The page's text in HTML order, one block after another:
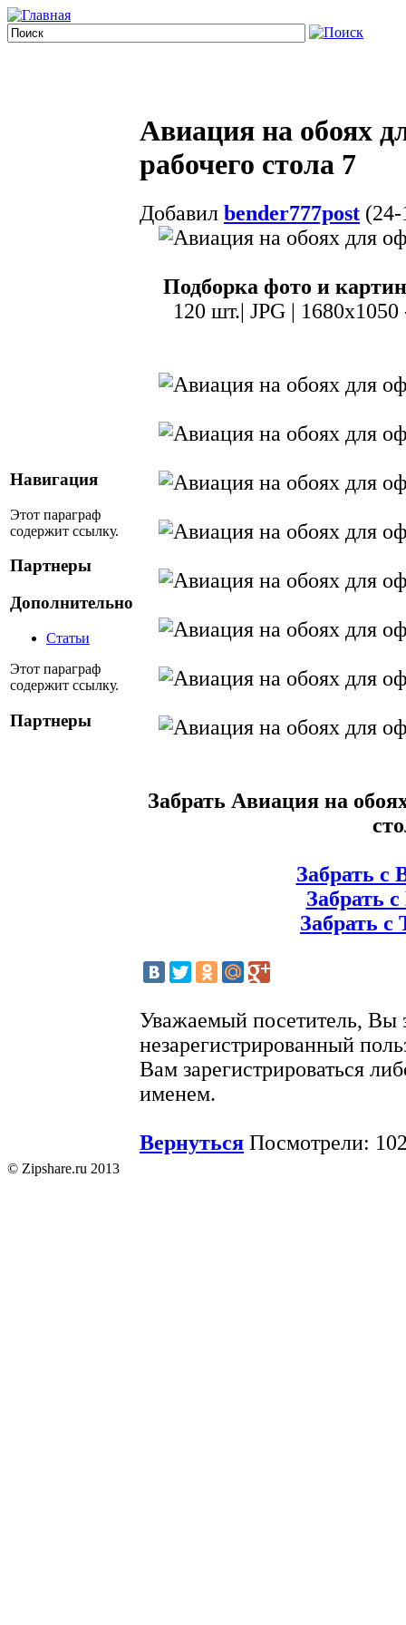
Навигация
Этот параграф
содержит ссылку.
Партнеры
Дополнительно
Статьи
Этот параграф
содержит ссылку.
Партнеры
Авиация на обоях
рабочего стола 7
Добавил bender777post (24-
Подборка фото и
120 шт.| JPG |
Забрать Авиация на
Забрать с
Забрать
Забрать с
Уважаемый посетитель, Вы
незарегистрированный
Вам зарегистрироваться
именем.
Вернуться Посмотрели:
© Zipshare.ru 2013